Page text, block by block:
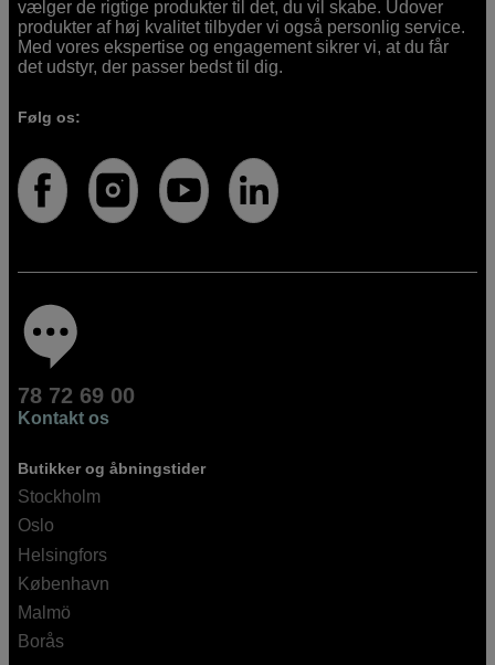
vælger de rigtige produkter til det, du vil skabe. Udover
produkter af høj kvalitet tilbyder vi også personlig service.
Med vores ekspertise og engagement sikrer vi, at du får
det udstyr, der passer bedst til dig.
Følg os:
78 72 69 00
Kontakt os
Butikker og åbningstider
Stockholm
Oslo
Helsingfors
København
Malmö
Borås